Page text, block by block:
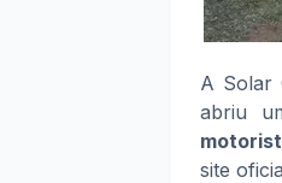
A Solar
abriu
site